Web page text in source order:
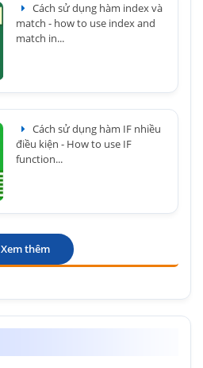
Cách sử dụng hàm index và
match - how to use index and
match in...
Cách sử dụng hàm IF nhiều
điều kiện - How to use IF
function...
Xem thêm